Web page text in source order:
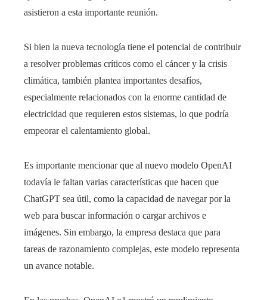
asistieron a esta importante reunión.
Si bien la nueva tecnología tiene el potencial de contribuir
a resolver problemas críticos como el cáncer y la crisis
climática, también plantea importantes desafíos,
especialmente relacionados con la enorme cantidad de
electricidad que requieren estos sistemas, lo que podría
empeorar el calentamiento global.
Es importante mencionar que al nuevo modelo OpenAI
todavía le faltan varias características que hacen que
ChatGPT sea útil, como la capacidad de navegar por la
web para buscar información o cargar archivos e
imágenes. Sin embargo, la empresa destaca que para
tareas de razonamiento complejas, este modelo representa
un avance notable.